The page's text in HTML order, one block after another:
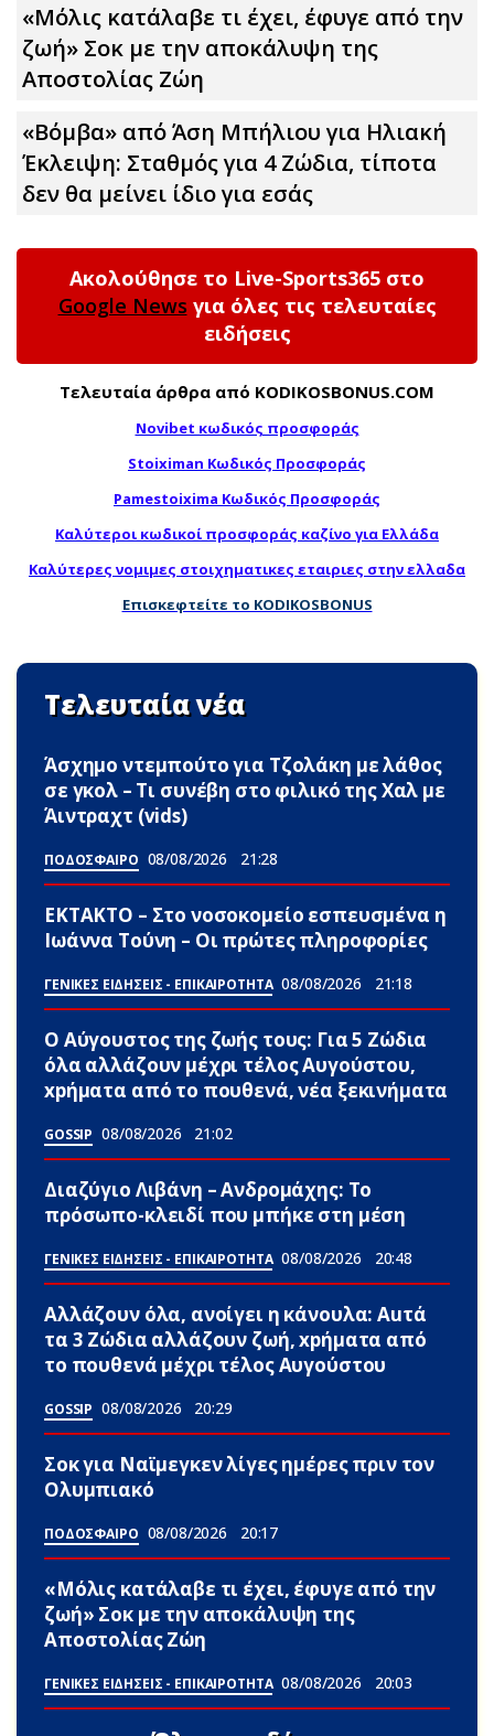
«Μόλις κατάλαβε τι έχει, έφυγε από την
ζωή» Σoκ με την αποκάλυψη της
Αποστολίας Ζώη
«Βόμβα» από Άση Μπήλιου για Ηλιακή
Έκλειψη: Σταθμός για 4 Zώδια, τίποτα
δεν θα μείνει ίδιο για εσάς
Ακολούθησε το Live-Sports365 στο
Google News για όλες τις τελευταίες
ειδήσεις
Τελευταία άρθρα από KODIKOSBONUS.COM
Novibet κωδικός προσφοράς
Stoiximan Κωδικός Προσφοράς
Pamestoixima Κωδικός Προσφοράς
Καλύτεροι κωδικοί προσφοράς καζίνο για Ελλάδα
Καλύτερες νομιμες στοιχηματικες εταιριες στην ελλαδα
Επισκεφτείτε το KODIKOSBONUS
Τελευταία νέα
Άσχημο ντεμπούτο για Τζολάκη με λάθος
σε γκολ – Τι συνέβη στο φιλικό της Χαλ με
Άιντραχτ (vids)
ΠΟΔΟΣΦΑΙΡΟ 08/08/2026 21:28
ΕΚΤΑΚΤΟ – Στο νοσοκομείο εσπευσμένα η
Ιωάννα Τούνη – Οι πρώτες πληροφορίες
ΓΕΝΙΚΕΣ ΕΙΔΗΣΕΙΣ - ΕΠΙΚΑΙΡΟΤΗΤΑ 08/08/2026 21:18
Ο Αύγουστος της ζωής τους: Για 5 Zώδια
όλα αλλάζουν μέχρι τέλος Αυγούστου,
xpήματα από το πουθενά, νέα ξεκινήματα
GOSSIP 08/08/2026 21:02
Διαζύγιο Λιβάνη – Ανδρομάχης: Το
πρόσωπο-κλειδί που μπήκε στη μέση
ΓΕΝΙΚΕΣ ΕΙΔΗΣΕΙΣ - ΕΠΙΚΑΙΡΟΤΗΤΑ 08/08/2026 20:48
Αλλάζουν όλα, ανοίγει η κάνουλα: Αuτά
τα 3 Zώδια αλλάζουν ζωή, xpήματα από
το πουθενά μέχρι τέλος Αυγούστου
GOSSIP 08/08/2026 20:29
Σoκ για Ναϊμεγκεν λίγες ημέρες πριν τον
Ολυμπιακό
ΠΟΔΟΣΦΑΙΡΟ 08/08/2026 20:17
«Μόλις κατάλαβε τι έχει, έφυγε από την
ζωή» Σoκ με την αποκάλυψη της
Αποστολίας Ζώη
ΓΕΝΙΚΕΣ ΕΙΔΗΣΕΙΣ - ΕΠΙΚΑΙΡΟΤΗΤΑ 08/08/2026 20:03